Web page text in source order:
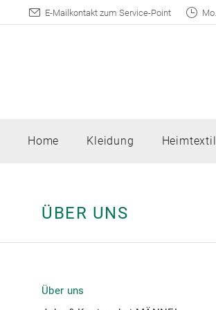
E-Mailkontakt zum Service-Point
Home Kleidung
ÜBER UNS
Über uns